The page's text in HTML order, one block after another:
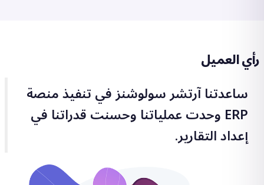
رأي العميل
ساعدتنا آرتشر سولوشنز في تنفيذ منصة
ERP وحدت عملياتنا وحسنت قدراتنا في
إعداد التقارير.